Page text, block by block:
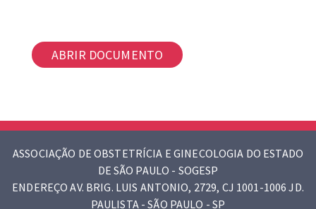
ABRIR DOCUMENTO
ASSOCIAÇÃO DE OBSTETRÍCIA E GINECOLOGIA DO ESTADO
DE SÃO PAULO - SOGESP
ENDEREÇO AV. BRIG. LUIS ANTONIO, 2729, CJ 1001-1006 JD.
PAULISTA - SÃO PAULO - SP